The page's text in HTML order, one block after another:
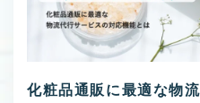
化粧品通販に最適な物